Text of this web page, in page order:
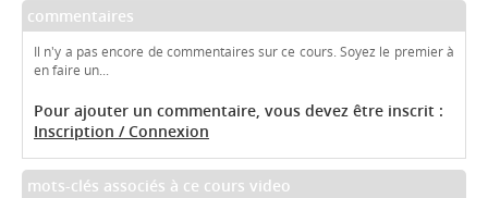
commentaires
Il n'y a pas encore de commentaires sur ce cours. Soyez le premier à
en faire un...
Pour ajouter un commentaire, vous devez être inscrit :
Inscription / Connexion
mots-clés associés à ce cours video